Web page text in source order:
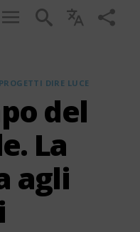
CategorieDIRE LUCE
del
La
agli